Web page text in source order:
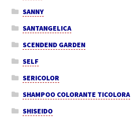
SANNY
SANTANGELICA
SCENDEND GARDEN
SELF
SERICOLOR
SHAMPOO COLORANTE TICOLORA
SHISEIDO